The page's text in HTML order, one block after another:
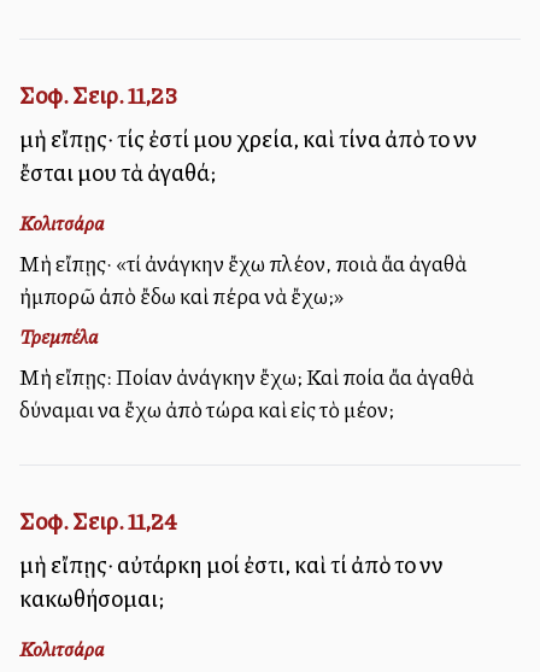
Σοφ. Σειρ. 11,23
μὴ εἴπῃς· τίς ἐστί μου χρεία, καὶ τίνα ἀπὸ τοῦ νῦν
ἔσται μου τὰ ἀγαθά;
Κολιτσάρα
Μὴ εἴπῃς· «τί ἀνάγκην ἔχω πλέον, ποιὰ ἄλλα ἀγαθὰ
ἠμπορῶ ἀπὸ ἔδω καὶ πέρα νὰ ἔχω;»
Τρεμπέλα
Μὴ εἴπῃς: Ποίαν ἀνάγκην ἔχω; Καὶ ποία ἄλλα ἀγαθὰ
δύναμαι να ἔχω ἀπὸ τώρα καὶ εἰς τὸ μέλλον;
Σοφ. Σειρ. 11,24
μὴ εἴπῃς· αὐτάρκη μοί ἐστι, καὶ τί ἀπὸ τοῦ νῦν
κακωθήσομαι;
Κολιτσάρα